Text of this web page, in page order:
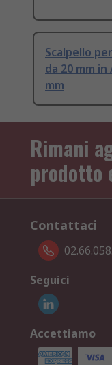
Scalpello
da 20 mm in
mm
Rimani
prodotto
Contattaci
Seguici
Accettiamo